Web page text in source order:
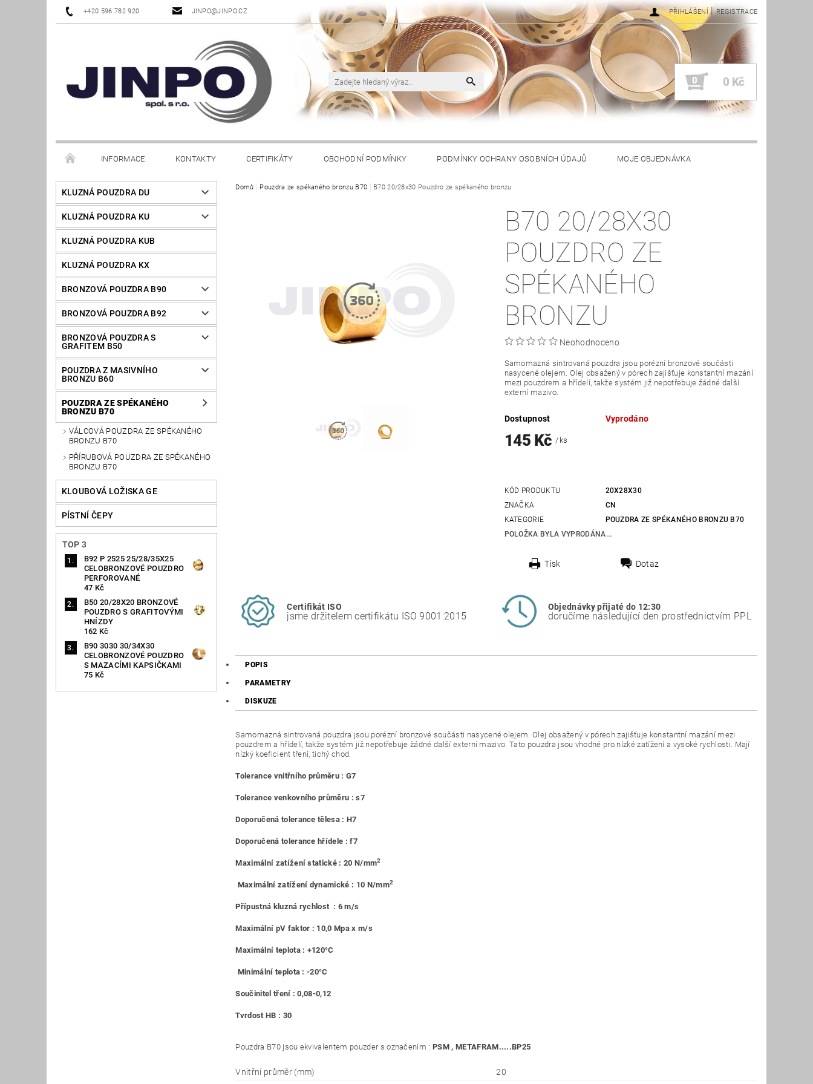
+420 596 782 920 JINPO@JINPO.CZ PŘIHLÁŠENÍ | REGISTRACE
0 0 Kč
INFORMACE KONTAKTY CERTIFIKÁTY OBCHODNÍ PODMÍNKY PODMÍNKY OCHRANY OSOBNÍCH ÚDAJŮ MOJE OBJEDNÁVKA
KLUZNÁ POUZDRA DU
KLUZNÁ POUZDRA KU
KLUZNÁ POUZDRA KUB
KLUZNÁ POUZDRA KX
BRONZOVÁ POUZDRA B90
BRONZOVÁ POUZDRA B92
BRONZOVÁ POUZDRA S
GRAFITEM B50
POUZDRA Z MASIVNÍHO
BRONZU B60
POUZDRA ZE SPÉKANÉHO
BRONZU B70
VÁLCOVÁ POUZDRA ZE SPÉKANÉHO
BRONZU B70
PŘÍRUBOVÁ POUZDRA ZE SPÉKANÉHO
BRONZU B70
KLOUBOVÁ LOŽISKA GE
PÍSTNÍ ČEPY
TOP 3
B92 P 2525 25/28/35X25
CELOBRONZOVÉ POUZDRO
PERFOROVANÉ
47 Kč
B50 20/28X20 BRONZOVÉ
POUZDRO S GRAFITOVÝMI
HNÍZDY
162 Kč
B90 3030 30/34X30
CELOBRONZOVÉ POUZDRO
S MAZACÍMI KAPSIČKAMI
75 Kč
Domů Pouzdra ze spékaného bronzu B70 B70 20/28x30 Pouzdro ze spékaného bronzu
B70 20/28X30
POUZDRO ZE
SPÉKANÉHO
BRONZU
Neohodnoceno
Samomazná sintrovaná pouzdra jsou porézní bronzové součásti
nasycené olejem. Olej obsažený v pórech zajišťuje konstantní mazání
mezi pouzdrem a hřídelí, takže systém již nepotřebuje žádné další
externí mazivo.
Dostupnost Vyprodáno
145 Kč/ ks
KÓD PRODUKTU
20X28X30
ZNAČKA
CN
KATEGORIE
POUZDRA ZE SPÉKANÉHO BRONZU B70
POLOŽKA BYLA VYPRODÁNA...
Tisk Dotaz
Certifikát ISO
jsme držitelem certifikátu ISO 9001:2015
Objednávky přijaté do 12:30
doručíme následující den prostřednictvím PPL
POPIS
PARAMETRY
DISKUZE
Samomazná sintrovaná pouzdra jsou porézní bronzové součásti nasycené olejem. Olej obsažený v pórech zajišťuje konstantní mazání mezi
pouzdrem a hřídelí, takže systém již nepotřebuje žádné další externí mazivo. Tato pouzdra jsou vhodné pro nízké zatížení a vysoké rychlosti. Mají
nízký koeficient tření, tichý chod.
Tolerance vnitřního průměru : G7
Tolerance venkovního průměru : s7
Doporučená tolerance tělesa : H7
Doporučená tolerance hřídele : f7
Maximální zatížení statické : 20 N/mm2
Maximální zatížení dynamické : 10 N/mm2
Přípustná kluzná rychlost : 6 m/s
Maximální pV faktor : 10,0 Mpa x m/s
Maximální teplota : +120°C
Minimální teplota : -20°C
Součinitel tření : 0,08-0,12
Tvrdost HB : 30
Pouzdra B70 jsou ekvivalentem pouzder s označením :PSM , METAFRAM.....BP25
Vnitřní průměr (mm)
20